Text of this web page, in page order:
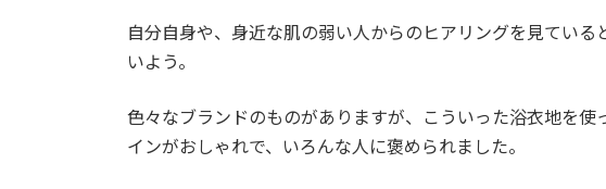
自分自身や、身近な肌の弱い人からのヒアリングを見てい
いよう。
色々なブランドのものがありますが、こういった浴衣地を
インがおしゃれで、いろんな人に褒められました。